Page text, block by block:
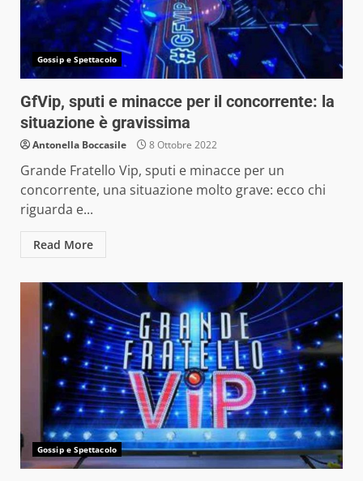
Gossip e Spettacolo
GfVip, sputi e minacce per il concorrente: la
situazione è gravissima
Antonella Boccasile 8 Ottobre 2022
Grande Fratello Vip, sputi e minacce per un
concorrente, una situazione molto grave: ecco chi
riguarda e...
Read More
Gossip e Spettacolo